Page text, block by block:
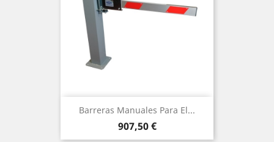
Barreras Manuales Para El...
Precio
907,50 €